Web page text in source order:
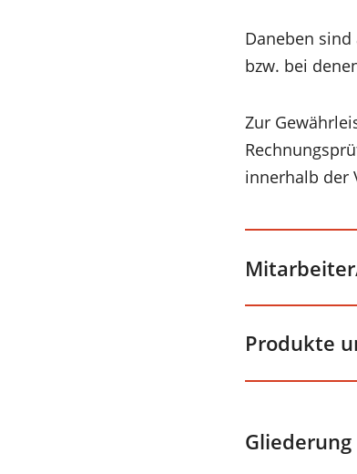
Daneben
bzw. bei
Zur
innerhalb der
Produkte
Gliederung